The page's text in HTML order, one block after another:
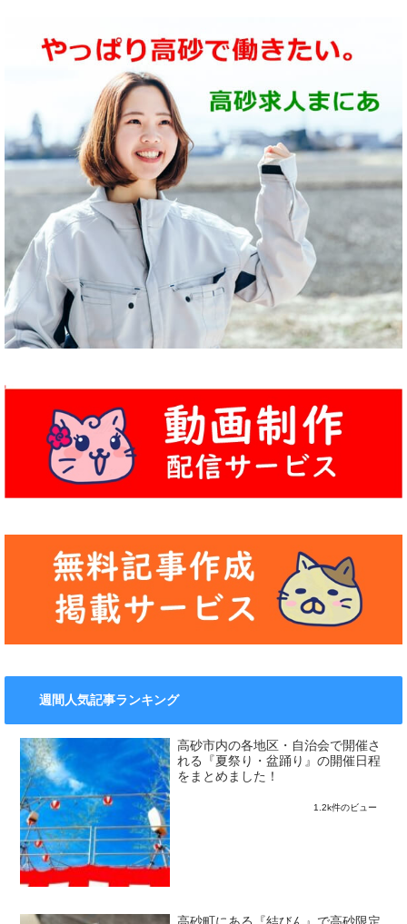
週間人気記事ランキング
高砂市内の各地区・自治会で開催さ
れる『夏祭り・盆踊り』の開催日程
をまとめました！
1.2k件のビュー